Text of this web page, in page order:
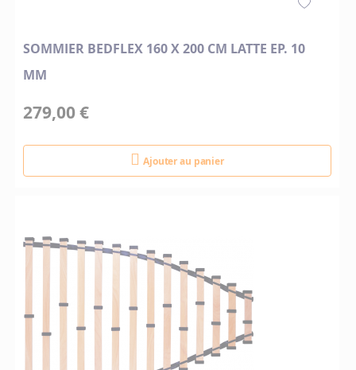
SOMMIER BEDFLEX 160 X 200 CM LATTE EP. 10
MM
279,00 €
Ajouter au panier